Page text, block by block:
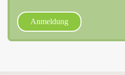
Anmeldung